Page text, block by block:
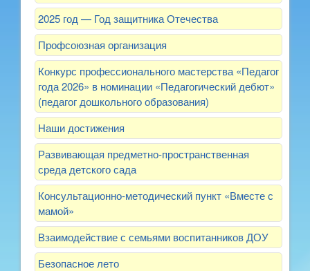
2025 год — Год защитника Отечества
Профсоюзная организация
Конкурс профессионального мастерства «Педагог
года 2026» в номинации «Педагогический дебют»
(педагог дошкольного образования)
Наши достижения
Развивающая предметно-пространственная
среда детского сада
Консультационно-методический пункт «Вместе с
мамой»
Взаимодействие с семьями воспитанников ДОУ
Безопасное лето